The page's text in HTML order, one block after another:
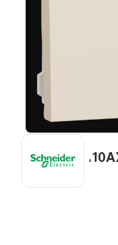
القطب، أحادي الاتجاه، 10AX،